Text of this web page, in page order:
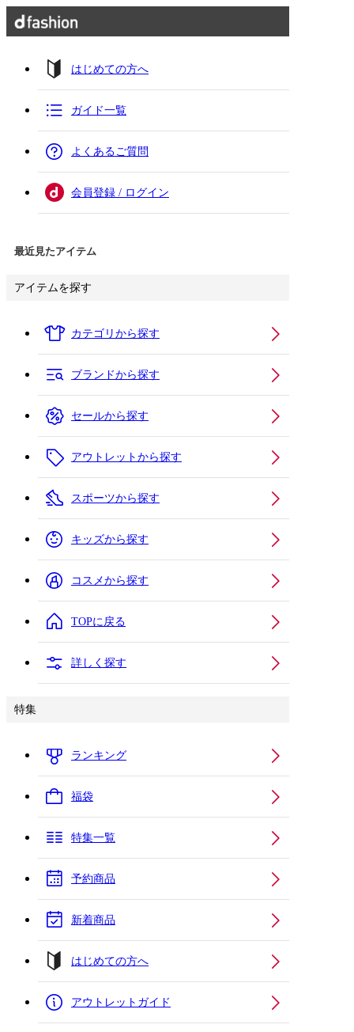
はじめての方へ
ガイド一覧
よくあるご質問
会員登録 / ログイン
最近見たアイテム
アイテムを探す
カテゴリから探す
ブランドから探す
セールから探す
アウトレットから探す
スポーツから探す
キッズから探す
コスメから探す
TOPに戻る
詳しく探す
特集
ランキング
福袋
特集一覧
予約商品
新着商品
はじめての方へ
アウトレットガイド